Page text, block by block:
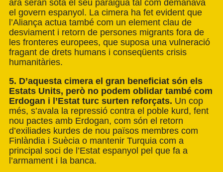
ara seran sota el seu paraigua tal com demanava
el govern espanyol. La cimera ha fet evident que
l’Aliança actua també com un element clau de
desviament i retorn de persones migrants fora de
les fronteres europees, que suposa una vulneració
fragant de drets humans i conseqüents crisis
humanitàries.
5. D’aquesta cimera el gran beneficiat són els
Estats Units, però no podem oblidar també com
Erdogan i l’Estat turc surten reforçats. Un cop
més, s’avala la repressió contra el poble kurd, fent
nou pactes amb Erdogan, com són el retorn
d’exiliades kurdes de nou països membres com
Finlàndia i Suècia o mantenir Turquia com a
principal soci de l’Estat espanyol pel que fa a
l’armament i la banca.